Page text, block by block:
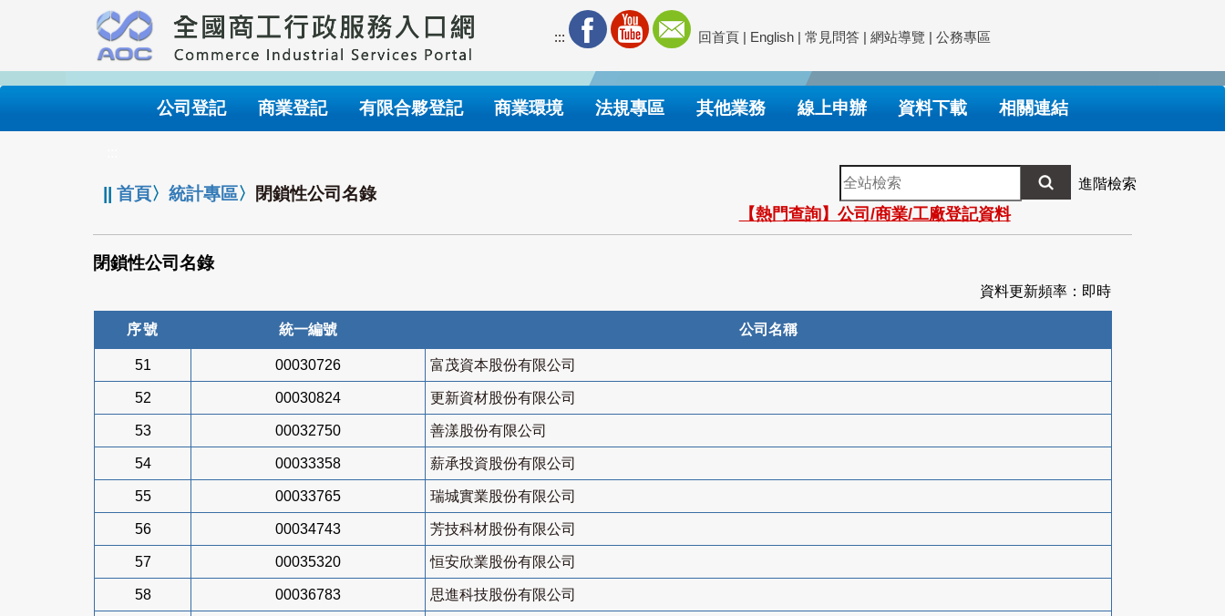
要
內
::: 回首頁 | English | 常見問答 | 網站導覽 | 公務專區
公司登記 商業登記 有限合夥登記 商業環境 法規專區 其他業務 線上申辦 資料下載 相關連結
||首頁〉統計專區〉 閉鎖性公司名錄
全
站
檢
索
進階檢索
【熱門查詢】公司/商業/工廠登記資料
閉鎖性公司名錄
資料更新頻率：即時
序號 統一編號 公司名稱
51 00030726 富茂資本股份有限公司
52 00030824 更新資材股份有限公司
53 00032750 善漾股份有限公司
54 00033358 薪承投資股份有限公司
55 00033765 瑞城實業股份有限公司
56 00034743 芳技科材股份有限公司
57 00035320 恒安欣業股份有限公司
58 00036783 思進科技股份有限公司